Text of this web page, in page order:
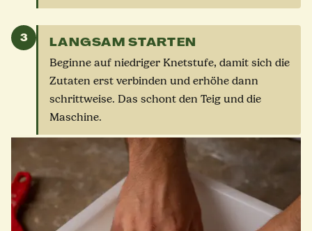
3 LANGSAM STARTEN
Beginne auf niedriger Knetstufe, damit sich die
Zutaten erst verbinden und erhöhe dann
schrittweise. Das schont den Teig und die
Maschine.